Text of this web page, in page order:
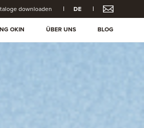
downloaden DE
OKIN ÜBER UNS BLOG